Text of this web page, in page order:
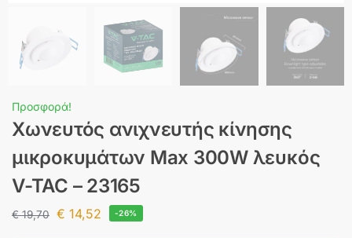
Προσφορά!
Χωνευτός ανιχνευτής κίνησης
μικροκυμάτων Max 300W λευκός
V-TAC – 23165
€19,70 € 14,52 -26%